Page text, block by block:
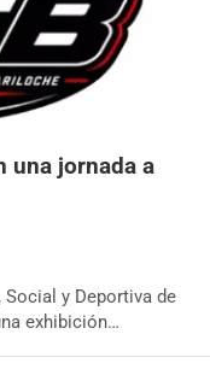
una jornada a
y Deportiva de
exhibición…